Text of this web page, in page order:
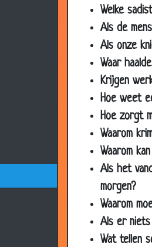
Welke
Als de
Als onze
Waar
Krijgen
Hoe weet
Hoe zorgt
Waarom
Waarom
Als het
morgen?
Waarom
Als er niets
Wat tellen
09 Jul 2002
08 Jul 2002
05 Jul 2002
02 Jul 2002
28 Jun 2002
28 Jun 2002
22 Jun 2002
17 Jun 2002
28 Jun 2002
25 Jun 2002
13 Jun 2002